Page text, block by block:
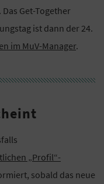
Get-Together
ist dann der 24.
im MuV-Manager.
„Profil“-
sobald das neue